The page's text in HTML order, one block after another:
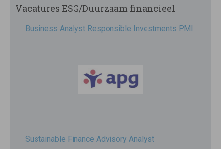
Vacatures ESG/Duurzaam financieel
Business Analyst Responsible Investments PMI
Sustainable Finance Advisory Analyst